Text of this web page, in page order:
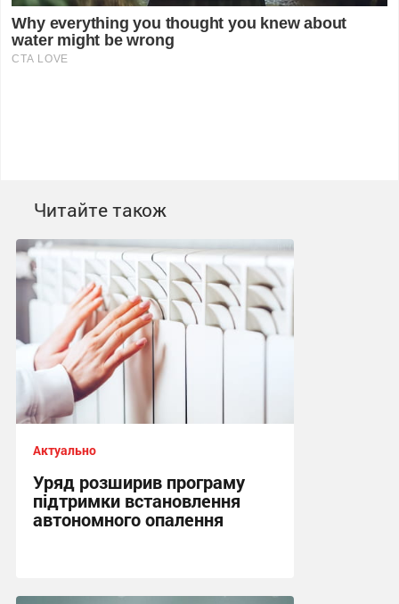
Читайте також
Актуально
Уряд розширив програму
підтримки встановлення
автономного опалення